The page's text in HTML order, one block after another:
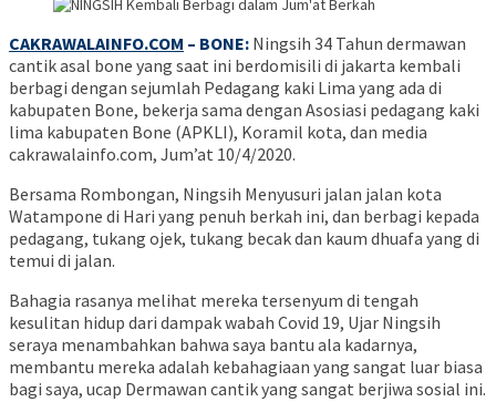
CAKRAWALAINFO.COM – BONE: Ningsih 34 Tahun dermawan
cantik asal bone yang saat ini berdomisili di jakarta kembali
berbagi dengan sejumlah Pedagang kaki Lima yang ada di
kabupaten Bone, bekerja sama dengan Asosiasi pedagang kaki
lima kabupaten Bone (APKLI), Koramil kota, dan media
cakrawalainfo.com, Jum’at 10/4/2020.
Bersama Rombongan, Ningsih Menyusuri jalan jalan kota
Watampone di Hari yang penuh berkah ini, dan berbagi kepada
pedagang, tukang ojek, tukang becak dan kaum dhuafa yang di
temui di jalan.
Bahagia rasanya melihat mereka tersenyum di tengah
kesulitan hidup dari dampak wabah Covid 19, Ujar Ningsih
seraya menambahkan bahwa saya bantu ala kadarnya,
membantu mereka adalah kebahagiaan yang sangat luar biasa
bagi saya, ucap Dermawan cantik yang sangat berjiwa sosial ini.